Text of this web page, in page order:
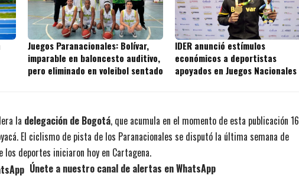
Juegos Paranacionales: Bolívar,
imparable en baloncesto auditivo,
pero eliminado en voleibol sentado
IDER anunció estímulos
económicos a deportistas
apoyados en Juegos Nacionales
la delegación de Bogotá, que acumula en el momento de esta publicación 16
El ciclismo de pista de los Paranacionales se disputó la última semana de
deportes iniciaron hoy en Cartagena.
Únete a nuestro canal de alertas en WhatsApp